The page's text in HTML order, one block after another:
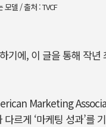
모델 / 출처 : TVCF
기에, 이 글을 통해 작
Marketing
르게 ‘마케팅 성과’를